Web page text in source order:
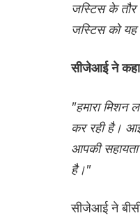
जस्टिस के तौर
जस्टिस को
सीजेआई ने
"हमारा
कर रही है।
आपकी
है।"
सीजेआई ने